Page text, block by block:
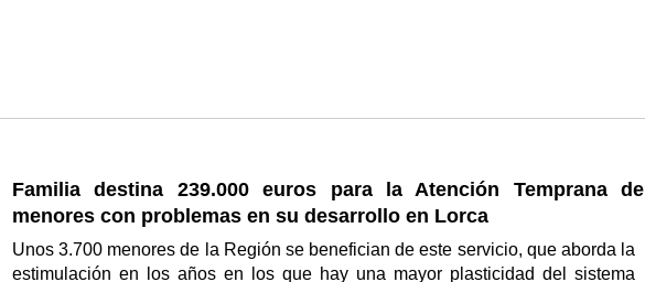
Familia destina 239.000 euros para la Atención Temprana de
menores con problemas en su desarrollo en Lorca
Unos 3.700 menores de la Región se benefician de este servicio, que aborda la
estimulación en los años en los que hay una mayor plasticidad del sistema